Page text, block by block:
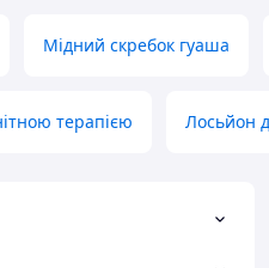
Мідний скребок гуаша
терапією Лосьйон